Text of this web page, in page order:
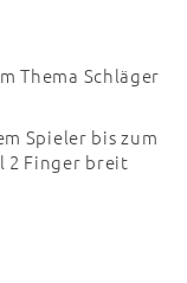
Thema Schläger
Spieler bis zum
2 Finger breit